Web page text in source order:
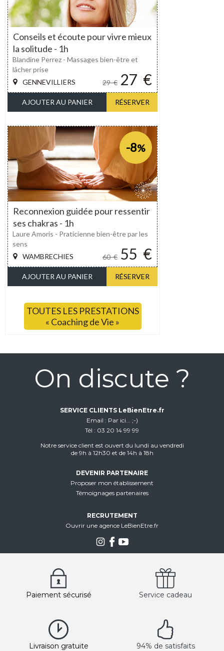
Conseils et écoute pour vivre mieux
la solitude - 1h
29€ 27 €
GENNEVILLIERS
Blandine Perrez - Massages bien-être et
lâcher prise
AJOUTER AU PANIER RÉSERVER
-8%
Reconnexion guidée pour ressentir
ses chakras - 1h
60€ 55 €
WAMBRECHIES
Laure Amoris - Praticienne bien-être par les
sens
AJOUTER AU PANIER RÉSERVER
TOUTES LES PRESTATIONS
« Coaching de Vie »
On discute ?
SERVICE CLIENTS LeBienEtre.fr
Email
Par ici... ;-)
Tél
03 20 14 99 99
Notre service client est ouvert du lundi au vendredi
de 9h à 12h30 et de 14h à 18h
DEVENIR PARTENAIRE
Proposer mon établissement
Témoignages partenaires
RECRUTEMENT
Ouvrir une agence LeBienEtre.fr
Paiement sécurisé Service cadeau
Livraison gratuite 94% de satisfaits